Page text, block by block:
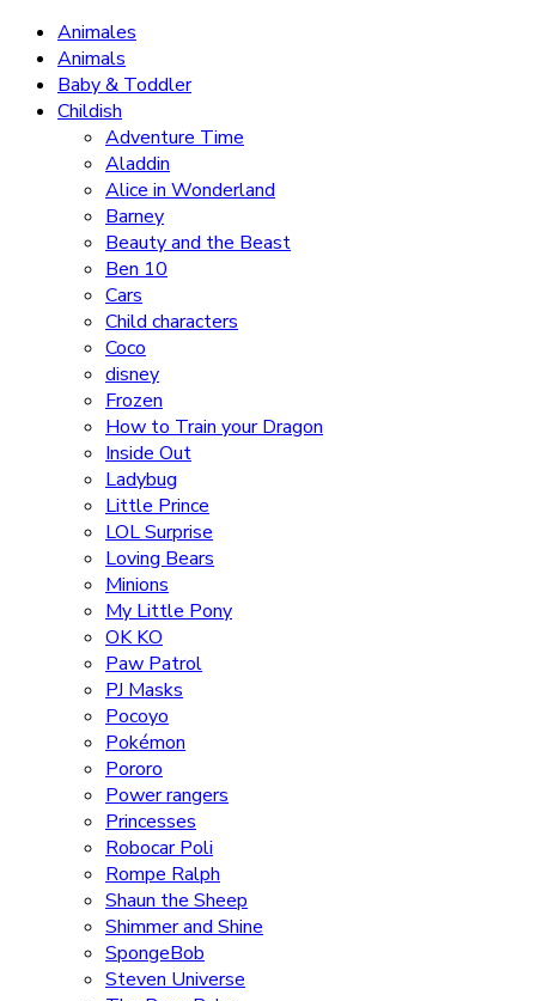
Animales
Animals
Baby & Toddler
Childish
Adventure Time
Aladdin
Alice in Wonderland
Barney
Beauty and the Beast
Ben 10
Cars
Child characters
Coco
disney
Frozen
How to Train your Dragon
Inside Out
Ladybug
Little Prince
LOL Surprise
Loving Bears
Minions
My Little Pony
OK KO
Paw Patrol
PJ Masks
Pocoyo
Pokémon
Pororo
Power rangers
Princesses
Robocar Poli
Rompe Ralph
Shaun the Sheep
Shimmer and Shine
SpongeBob
Steven Universe